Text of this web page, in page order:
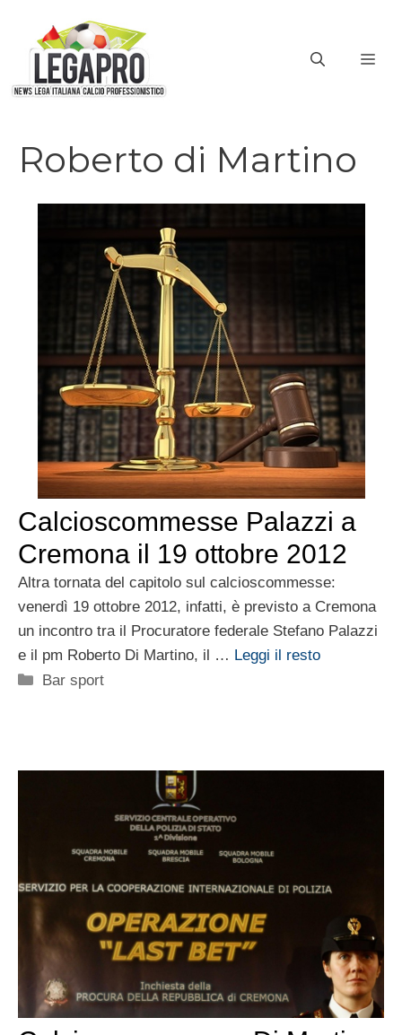
contenuto
Roberto di Martino
Calcioscommesse Palazzi a
Cremona il 19 ottobre 2012
Altra tornata del capitolo sul calcioscommesse:
venerdì 19 ottobre 2012, infatti, è previsto a Cremona
un incontro tra il Procuratore federale Stefano Palazzi
e il pm Roberto Di Martino, il … Leggi il resto
Categorie
Bar sport